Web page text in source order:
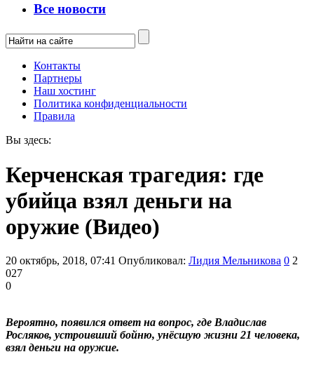
Все новости
Контакты
Партнеры
Наш хостинг
Политика конфиденциальности
Правила
Вы здесь:
Керченская трагедия: где
убийца взял деньги на
оружие (Видео)
20 октябрь, 2018, 07:41 Опубликовал: Лидия Мельникова 0 2
027
0
Вероятно, появился ответ на вопрос, где Владислав
Росляков, устроивший бойню, унёсшую жизни 21 человека,
взял деньги на оружие.